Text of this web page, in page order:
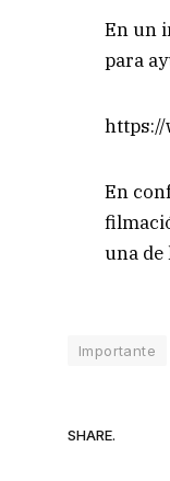
En un
para
https://
En
una de
Importante
SHARE.